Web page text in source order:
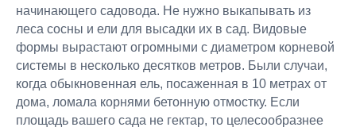
начинающего садовода. Не нужно выкапывать из
леса сосны и ели для высадки их в сад. Видовые
формы вырастают огромными с диаметром корневой
системы в несколько десятков метров. Были случаи,
когда обыкновенная ель, посаженная в 10 метрах от
дома, ломала корнями бетонную отмостку. Если
площадь вашего сада не гектар, то целесообразнее